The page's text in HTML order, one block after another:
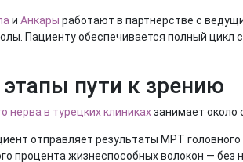
и Анкары работают в партнерстве с
Пациенту обеспечивается полный
пути к зрению
нерва в турецких клиникахзанимает около
отправляет результаты МРТ
процента жизнеспособных волокон — без